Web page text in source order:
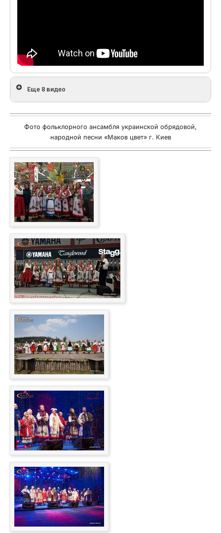
Еще 8 видео
Фото фольклорного ансамбля украинской обрядовой,
народной песни «Маков цвет» г. Киев